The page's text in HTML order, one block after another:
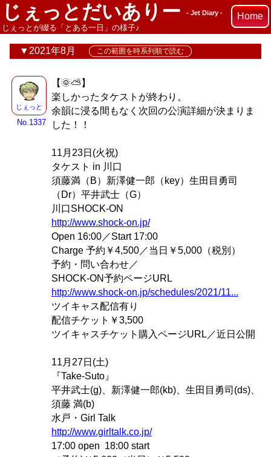
じぇっとだいありー- Jet Diary -
じぇっとが綴る「とある一日」の様子♪
Home
2021年8月 この範囲を時系列順で読む
じぇっと
No.1337
【🌞⛅】
楽しかったタケストが終わり。
余韻に浸る間もなく次回の公演詳細が決まりま
した！！
11月23日(火祝)
タケスト in 川口
須藤満（B）新澤健一郎（key）生田目勇司
（Dr）平井武士（G）
川口SHOCK-ON
http://www.shock-on.jp/
Open 16:00／Start 17:00
Charge 予約￥4,500／当日￥5,000（税別）
予約・問い合わせ／
SHOCK-ON予約ページURL
http://www.shock-on.jp/schedules/2021/11...
ツイキャス配信有り
配信チケット￥3,500
ツイキャスチケット購入ページURL／近日公開
11月27日(土)
『Take-Suto』
平井武士(g)、新澤健一郎(kb)、生田目勇司(ds)、
須藤 満(b)
水戸・Girl Talk
http://www.girltalk.co.jp/
17:00 open 18:00 start